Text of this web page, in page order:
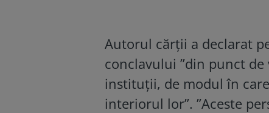
Autorul cărții a declarat
conclavului ”din punct
instituţii, de modul în
interiorul lor”. ”Aceste